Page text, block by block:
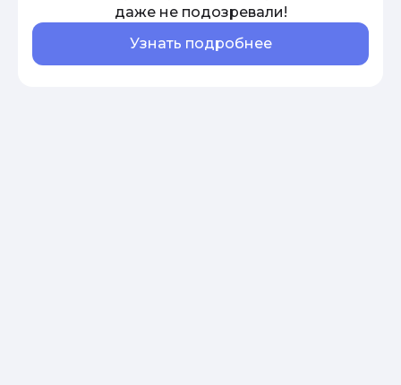
даже не подозревали!
Узнать подробнее